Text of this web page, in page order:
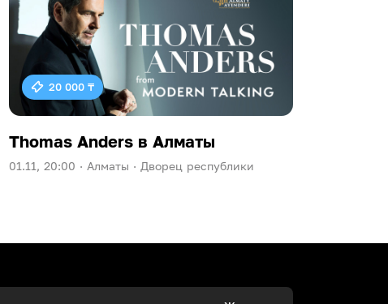
20 000 ₸
Thomas Anders в Алматы
01.11, 20:00 · Алматы · Дворец республики